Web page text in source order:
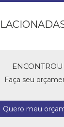
Faça seu
Quero meu